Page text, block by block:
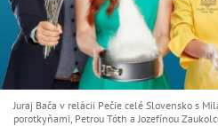
Juraj Bača v relácii Pečie celé Slovensko s
porotkyňami, Petrou Tóth a Jozefínou